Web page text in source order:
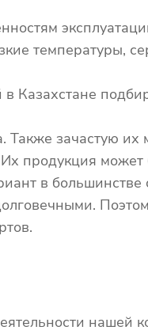
температуры,
Казахстане
Также зачастую
продукция
в
нашей